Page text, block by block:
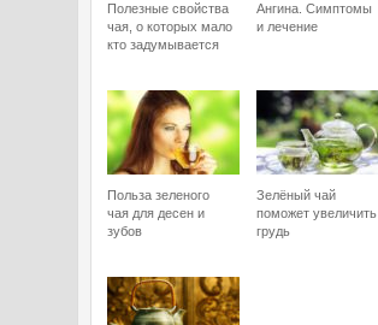
Полезные свойства
чая, о которых мало
кто задумывается
Ангина. Симптомы
и лечение
Польза зеленого
чая для десен и
зубов
Зелёный чай
поможет увеличить
грудь